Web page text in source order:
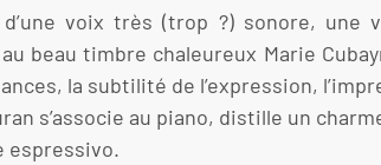
voix très (trop ?) sonore, une
beau timbre chaleureux Marie
la subtilité de l’expression,
s’associe au piano, distille un
espressivo.